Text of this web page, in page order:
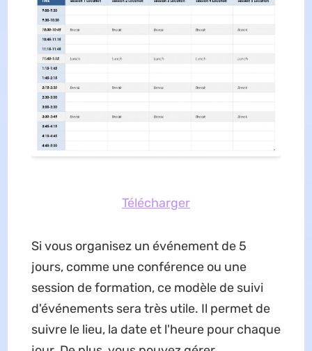
Télécharger
Si vous organisez un événement de 5
jours, comme une conférence ou une
session de formation, ce modèle de suivi
d'événements sera très utile. Il permet de
suivre le lieu, la date et l'heure pour chaque